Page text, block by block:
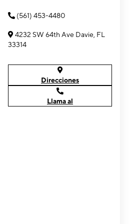
(561) 453-4480
4232 SW 64th Ave Davie, FL
33314
Direcciones
Llama al